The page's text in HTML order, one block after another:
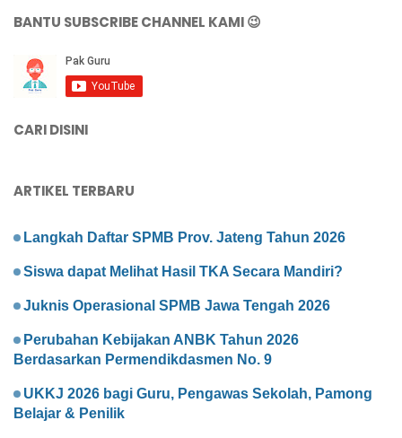
BANTU SUBSCRIBE CHANNEL KAMI 😉
CARI DISINI
ARTIKEL TERBARU
Langkah Daftar SPMB Prov. Jateng Tahun 2026
Siswa dapat Melihat Hasil TKA Secara Mandiri?
Juknis Operasional SPMB Jawa Tengah 2026
Perubahan Kebijakan ANBK Tahun 2026
Berdasarkan Permendikdasmen No. 9
UKKJ 2026 bagi Guru, Pengawas Sekolah, Pamong
Belajar & Penilik